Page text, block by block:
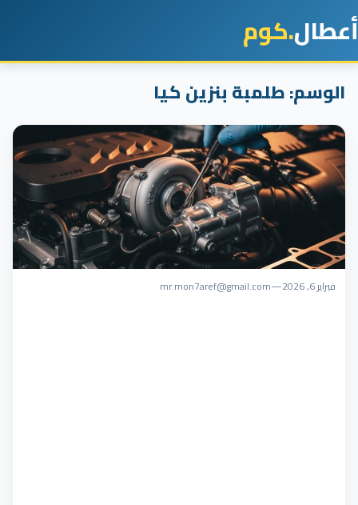
أعطال.كوم
الوسم:طلمبة بنزين كيا
فبراير 6, 2026 —
mr.mon7aref@gmail.com